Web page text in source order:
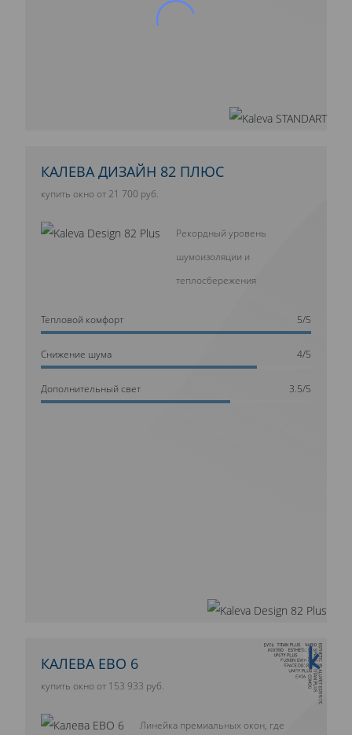
КАЛЕВА ДИЗАЙН 82 ПЛЮС
купить окно от 21 700 руб.
Рекордный уровень
шумоизоляции и
теплосбережения
Тепловой комфорт 5/5
Cнижение шума 4/5
Дополнительный свет 3.5/5
10 ЛЕТ ГАРАНТИИ
КАЛЕВА ЕВО 6
купить окно от 153 933 руб.
Линейка премиальных окон, где